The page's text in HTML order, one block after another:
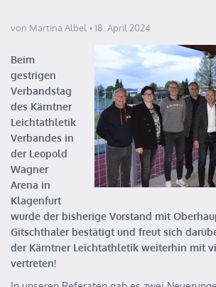
von Martina Albel 18. April 2024
Beim
gestrigen
Verbandstag
des Kärntner
Leichtathletik
Verbandes in
der Leopold
Wagner
Arena in
Klagenfurt
wurde der bisherige Vorstand mit
Gitschthaler bestätigt und freut sich
der Kärntner Leichtathletik weiterhin mit
vertreten!